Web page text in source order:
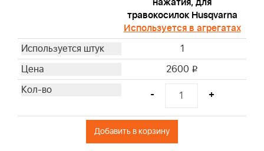
травокосилок Husqvarna
Используется в агрегатах
1
2600 i
- +
Добавить в корзину